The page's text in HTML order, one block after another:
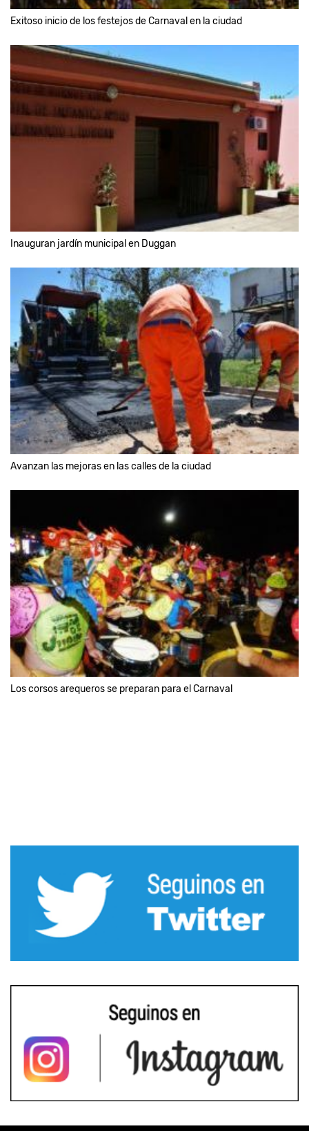
Exitoso inicio de los festejos de Carnaval en la ciudad
Inauguran jardín municipal en Duggan
Avanzan las mejoras en las calles de la ciudad
Los corsos arequeros se preparan para el Carnaval